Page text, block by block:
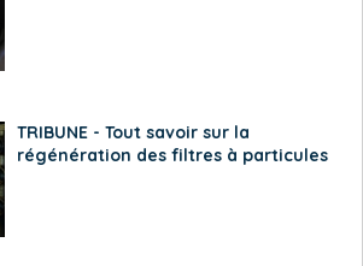
TRIBUNE - Tout savoir sur la
régénération des filtres à particules